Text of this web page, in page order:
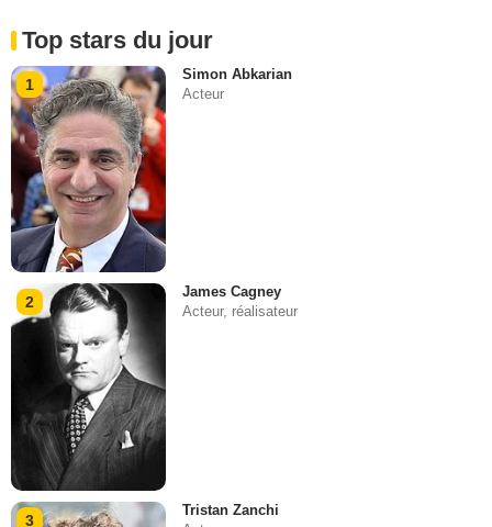
Top stars du jour
1
Simon Abkarian
Acteur
2
James Cagney
Acteur, réalisateur
3
Tristan Zanchi